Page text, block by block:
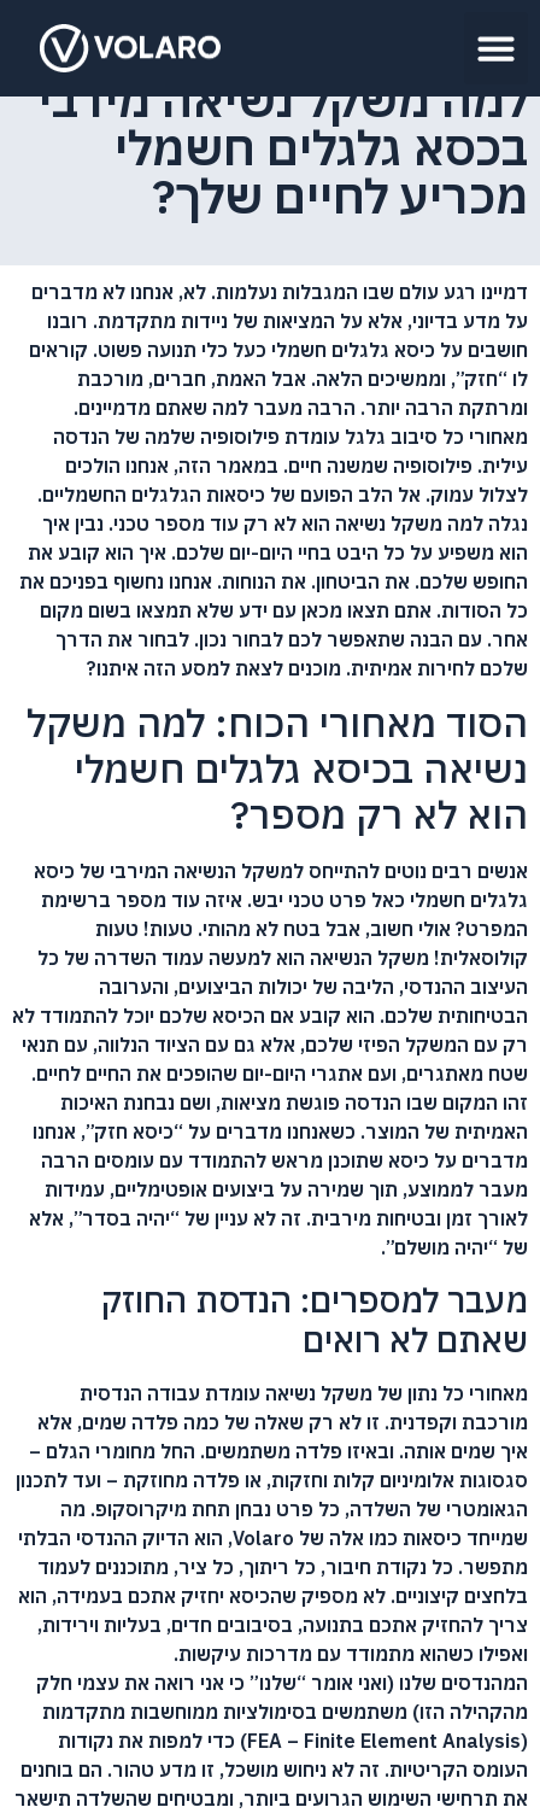
למה משקל נשיאה מירבי
בכסא גלגלים חשמלי
מכריע לחיים שלך?
דמיינו רגע עולם שבו המגבלות נעלמות. לא, אנחנו לא מדברים
על מדע בדיוני, אלא על המציאות של ניידות מתקדמת. רובנו
חושבים על כיסא גלגלים חשמלי כעל כלי תנועה פשוט. קוראים
לו “חזק”, וממשיכים הלאה. אבל האמת, חברים, מורכבת
ומרתקת הרבה יותר. הרבה מעבר למה שאתם מדמיינים.
מאחורי כל סיבוב גלגל עומדת פילוסופיה שלמה של הנדסה
עילית. פילוסופיה שמשנה חיים. במאמר הזה, אנחנו הולכים
לצלול עמוק. אל הלב הפועם של כיסאות הגלגלים החשמליים.
נגלה למה משקל נשיאה הוא לא רק עוד מספר טכני. נבין איך
הוא משפיע על כל היבט בחיי היום-יום שלכם. איך הוא קובע את
החופש שלכם. את הביטחון. את הנוחות. אנחנו נחשוף בפניכם את
כל הסודות. אתם תצאו מכאן עם ידע שלא תמצאו בשום מקום
אחר. עם הבנה שתאפשר לכם לבחור נכון. לבחור את הדרך
שלכם לחירות אמיתית. מוכנים לצאת למסע הזה איתנו?
הסוד מאחורי הכוח: למה משקל
נשיאה בכיסא גלגלים חשמלי
הוא לא רק מספר?
אנשים רבים נוטים להתייחס למשקל הנשיאה המירבי של כיסא
גלגלים חשמלי כאל פרט טכני יבש. איזה עוד מספר ברשימת
המפרט? אולי חשוב, אבל בטח לא מהותי. טעות! טעות
קולוסאלית! משקל הנשיאה הוא למעשה עמוד השדרה של כל
העיצוב ההנדסי, הליבה של יכולות הביצועים, והערובה
הבטיחותית שלכם. הוא קובע אם הכיסא שלכם יוכל להתמודד לא
רק עם המשקל הפיזי שלכם, אלא גם עם הציוד הנלווה, עם תנאי
שטח מאתגרים, ועם אתגרי היום-יום שהופכים את החיים לחיים.
זהו המקום שבו הנדסה פוגשת מציאות, ושם נבחנת האיכות
האמיתית של המוצר. כשאנחנו מדברים על “כיסא חזק”, אנחנו
מדברים על כיסא שתוכנן מראש להתמודד עם עומסים הרבה
מעבר לממוצע, תוך שמירה על ביצועים אופטימליים, עמידות
לאורך זמן ובטיחות מירבית. זה לא עניין של “יהיה בסדר”, אלא
של “יהיה מושלם”.
מעבר למספרים: הנדסת החוזק
שאתם לא רואים
מאחורי כל נתון של משקל נשיאה עומדת עבודה הנדסית
מורכבת וקפדנית. זו לא רק שאלה של כמה פלדה שמים, אלא
איך שמים אותה. ובאיזו פלדה משתמשים. החל מחומרי הגלם –
סגסוגות אלומיניום קלות וחזקות, או פלדה מחוזקת – ועד לתכנון
הגאומטרי של השלדה, כל פרט נבחן תחת מיקרוסקופ. מה
שמייחד כיסאות כמו אלה של Volaro, הוא הדיוק ההנדסי הבלתי
מתפשר. כל נקודת חיבור, כל ריתוך, כל ציר, מתוכננים לעמוד
בלחצים קיצוניים. לא מספיק שהכיסא יחזיק אתכם בעמידה, הוא
צריך להחזיק אתכם בתנועה, בסיבובים חדים, בעליות וירידות,
ואפילו כשהוא מתמודד עם מדרכות עיקשות.
המהנדסים שלנו (ואני אומר “שלנו” כי אני רואה את עצמי חלק
מהקהילה הזו) משתמשים בסימולציות ממוחשבות מתקדמות
(FEA – Finite Element Analysis) כדי למפות את נקודות
העומס הקריטיות. זה לא ניחוש מושכל, זו מדע טהור. הם בוחנים
את תרחישי השימוש הגרועים ביותר, ומבטיחים שהשלדה תישאר